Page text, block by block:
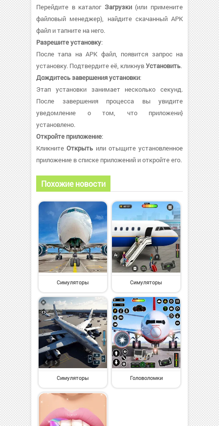
Перейдите в каталог Загрузки(или примените
файловый менеджер), найдите скачанный APK
файл и тапните на него.
Разрешите установку:
После тапа на APK файл, появится запрос на
установку. Подтвердите её, кликнувУстановить.
Дождитесь завершения установки:
Этап установки занимает несколько секунд.
После завершения процесса вы увидите
уведомление о том, что приложени}
установлено.
Откройте приложение:
КликнитеОткрыть или отыщите установленное
приложение в списке приложений и откройте его.
Похожие новости
Симуляторы Симуляторы
Симуляторы Головоломки